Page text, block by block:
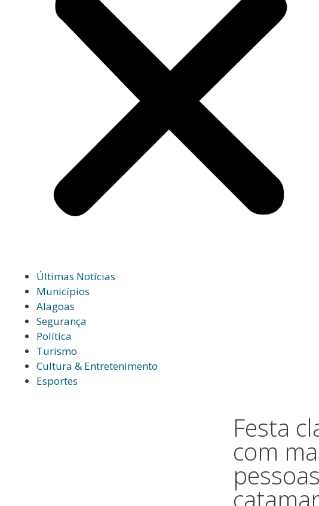
Últimas Notícias
Municípios
Alagoas
Segurança
Política
Turismo
Cultura & Entretenimento
Esportes
Festa
com